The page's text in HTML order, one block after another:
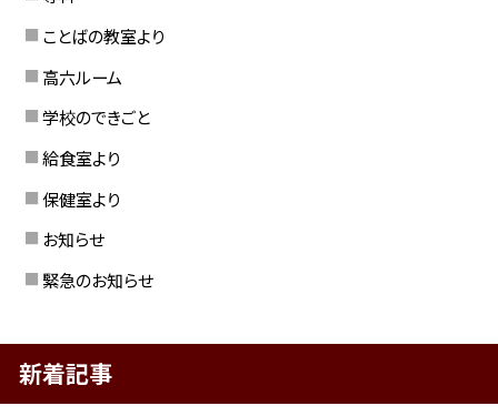
ことばの教室より
高六ルーム
学校のできごと
給食室より
保健室より
お知らせ
緊急のお知らせ
新着記事